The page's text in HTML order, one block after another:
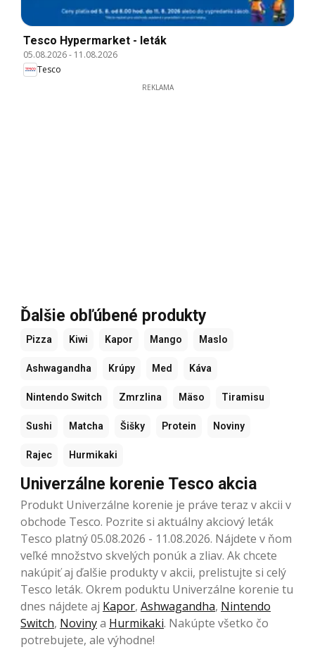
Tesco Hypermarket - leták
05.08.2026- 11.08.2026
Tesco
REKLAMA
Ďalšie obľúbené produkty
Pizza Kiwi Kapor Mango Maslo
Ashwagandha Krúpy Med Káva
Nintendo Switch Zmrzlina Mäso Tiramisu
Sushi Matcha Šišky Protein Noviny
Rajec Hurmikaki
Univerzálne korenie Tesco akcia
Produkt Univerzálne korenie je práve teraz v akcii v
obchode Tesco. Pozrite si aktuálny akciový leták
Tesco platný 05.08.2026 - 11.08.2026. Nájdete v ňom
veľké množstvo skvelých ponúk a zliav. Ak chcete
nakúpiť aj ďalšie produkty v akcii, prelistujte si celý
Tesco leták. Okrem poduktu Univerzálne korenie tu
dnes nájdete aj Kapor, Ashwagandha, Nintendo
Switch, Novinya Hurmikaki. Nakúpte všetko čo
potrebujete, ale výhodne!